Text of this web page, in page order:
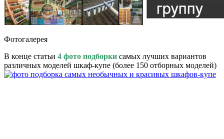
Фотогалерея
В конце статьи 4 фото подборки самых лучших вариантов
различных моделей шкаф-купе (более 150 отборных моделей)